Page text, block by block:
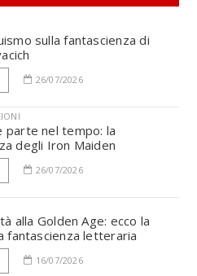
sulla fantascienza di
26/07/2026
parte nel tempo: la
degli Iron Maiden
26/07/2026
alla Golden Age: ecco la
fantascienza letteraria
16/07/2026